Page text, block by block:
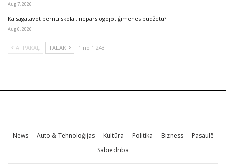
Aug 7, 2026
Kā sagatavot bērnu skolai, nepārslogojot ģimenes budžetu?
Aug 6, 2026
ATPAKAĻ TĀLĀK 1 no 1 243
News Auto & Tehnoloģijas Kultūra Politika Bizness
Pasaulē
Sabiedrība